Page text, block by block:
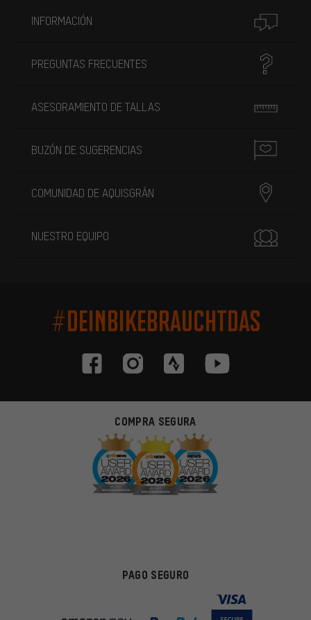
INFORMACIÓN
PREGUNTAS FRECUENTES
ASESORAMIENTO DE TALLAS
BUZÓN DE SUGERENCIAS
COMUNIDAD DE AQUISGRÁN
NUESTRO EQUIPO
#DEINBIKEBRAUCHTDAS
COMPRA SEGURA
PAGO SEGURO